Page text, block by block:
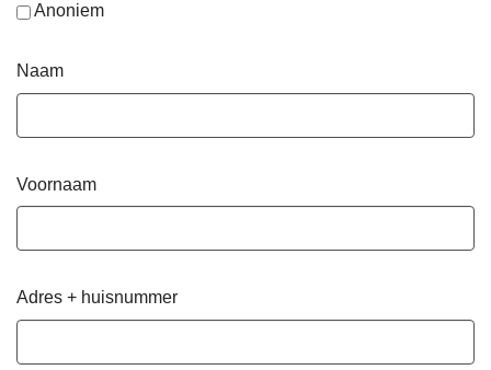
Anoniem
Naam
Voornaam
Adres + huisnummer